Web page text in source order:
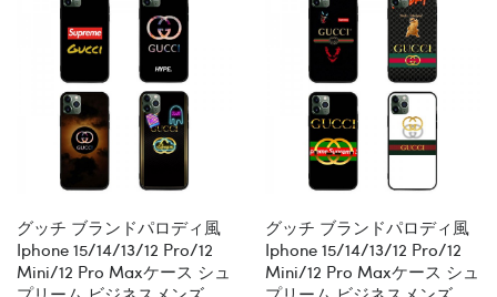
グッチ ブランドパロディ風
Iphone 15/14/13/12 Pro/12
Mini/12 Pro Maxケース シュ
グッチ ブランドパロディ風
Iphone 15/14/13/12 Pro/12
Mini/12 Pro Maxケース シュ